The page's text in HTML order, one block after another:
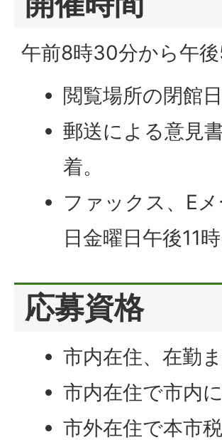
午前8時30分から午
閲覧場所の閉館
郵送による意見
着。
ファックス、E
日金曜日午後11
応募資格
市内在住、在勤
市内在住で市内
市外在住で本市